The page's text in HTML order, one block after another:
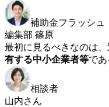
補助金フラッシュ
編集部 篠原
最初に見るべきなのは、
有する中小企業者等であ
相談者
山内さん